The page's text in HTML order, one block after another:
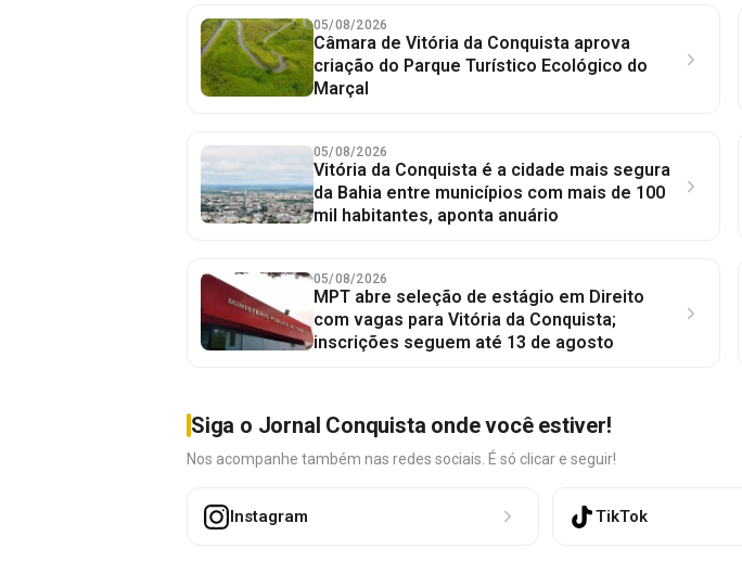
05/08/2026
Câmara de Vitória da Conquista aprova
criação do Parque Turístico Ecológico do
Marçal
05/08/2026
Vitória da Conquista é a cidade mais segura
da Bahia entre municípios com mais de 100
mil habitantes, aponta anuário
05/08/2026
MPT abre seleção de estágio em Direito
com vagas para Vitória da Conquista;
inscrições seguem até 13 de agosto
Siga o Jornal Conquista onde você estiver!
Nos acompanhe também nas redes sociais. É só clicar e seguir!
Instagram TikTok